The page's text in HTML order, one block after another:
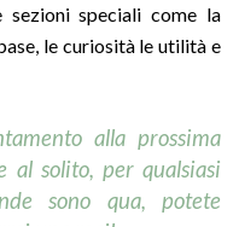
speciali come la
le curiosità le utilità e
alla prossima
al solito, per qualsiasi
sono qua, potete